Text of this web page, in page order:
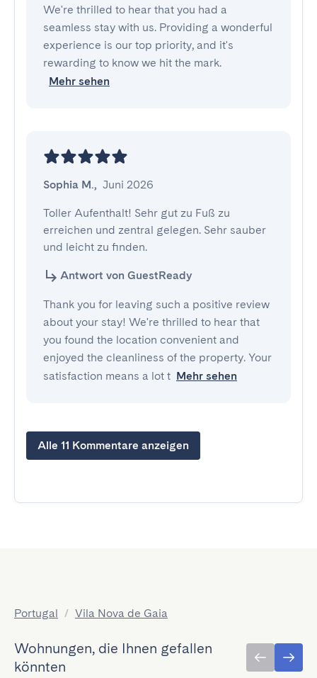
We're thrilled to hear that you had a
seamless stay with us. Providing a wonderful
experience is our top priority, and it's
rewarding to know we hit the mark.
Mehr sehen
Sophia M., Juni 2026
Toller Aufenthalt! Sehr gut zu Fuß zu
erreichen und zentral gelegen. Sehr sauber
und leicht zu finden.
Antwort von GuestReady
Thank you for leaving such a positive review
about your stay! We're thrilled to hear that
you found the location convenient and
enjoyed the cleanliness of the property. Your
satisfaction means a lot t Mehr sehen
Alle 11 Kommentare anzeigen
Portugal / Vila Nova de Gaia
Wohnungen, die Ihnen gefallen
könnten